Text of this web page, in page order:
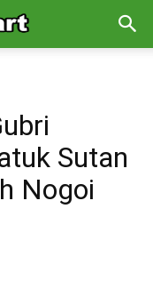
Sutan
Nogoi